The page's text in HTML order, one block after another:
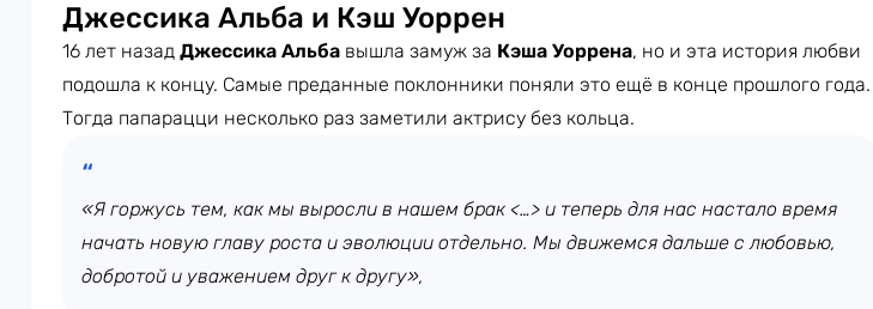
Джессика Альба и Кэш Уоррен
16 лет назад Джессика Альба вышла замуж за Кэша Уоррена, но и эта история любви
подошла к концу. Самые преданные поклонники поняли это ещё в конце прошлого года.
Тогда папарацци несколько раз заметили актрису без кольца.
«Я горжусь тем, как мы выросли в нашем брак <…> и теперь для нас настало время
начать новую главу роста и эволюции отдельно. Мы движемся дальше с любовью,
добротой и уважением друг к другу»,